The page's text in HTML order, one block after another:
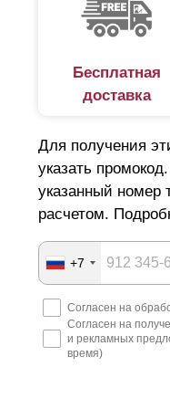
конструкцией
при этом
ламель
нормальную
исключает
за счет того, что
забор
благодаря
модель не
столбов;
за счет
Бесплатная
доставка
Для получения
указать
указанный номер
расчетом.
+7
Согласен на
Согласен на
и рекламных
время)